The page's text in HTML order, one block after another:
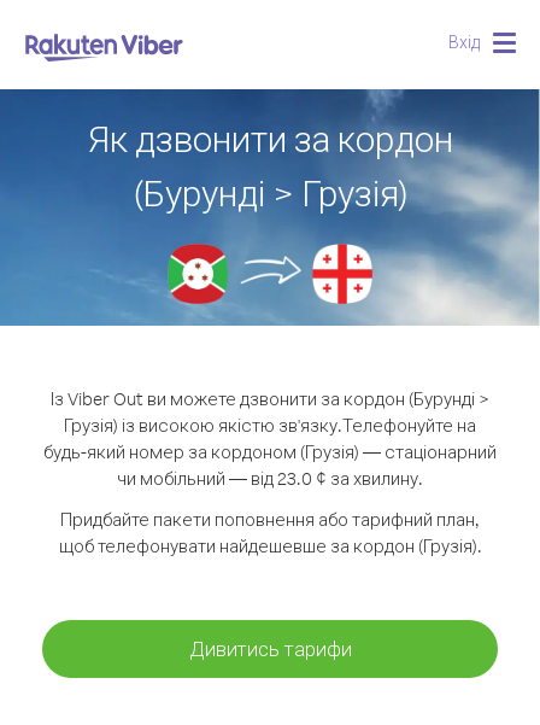
Вхід
Як дзвонити за кордон
(Бурунді > Грузія)
Із Viber Out ви можете дзвонити за кордон (Бурунді >
Грузія) із високою якістю зв'язку.Телефонуйте на
будь-який номер за кордоном (Грузія) — стаціонарний
чи мобільний — від 23.0 ¢ за хвилину.
Придбайте пакети поповнення або тарифний план,
щоб телефонувати найдешевше за кордон (Грузія).
Дивитись тарифи